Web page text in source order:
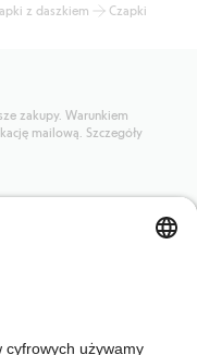
z daszkiem Czapki
zakupy. Warunkiem
mailową. Szczegóły